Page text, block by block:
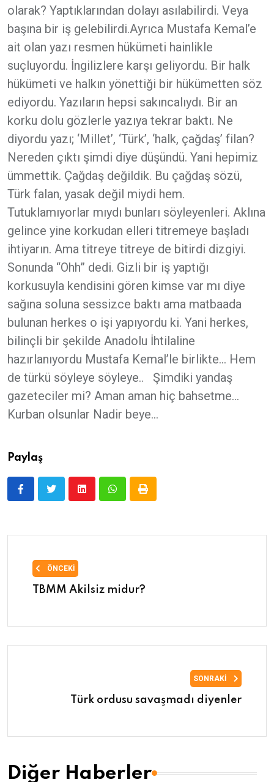
olarak? Yaptıklarından dolayı asılabilirdi. Veya
başına bir iş gelebilirdi.Ayrıca Mustafa Kemal’e
ait olan yazı resmen hükümeti hainlikle
suçluyordu. İngilizlere karşı geliyordu. Bir halk
hükümeti ve halkın yönettiği bir hükümetten söz
ediyordu. Yazıların hepsi sakıncalıydı. Bir an
korku dolu gözlerle yazıya tekrar baktı. Ne
diyordu yazı; ‘Millet’, ‘Türk’, ‘halk, çağdaş’ filan?
Nereden çıktı şimdi diye düşündü. Yani hepimiz
ümmettik. Çağdaş değildik. Bu çağdaş sözü,
Türk falan, yasak değil miydi hem.
Tutuklamıyorlar mıydı bunları söyleyenleri. Aklına
gelince yine korkudan elleri titremeye başladı
ihtiyarın. Ama titreye titreye de bitirdi dizgiyi.
Sonunda “Ohh” dedi. Gizli bir iş yaptığı
korkusuyla kendisini gören kimse var mı diye
sağına soluna sessizce baktı ama matbaada
bulunan herkes o işi yapıyordu ki. Yani herkes,
bilinçli bir şekilde Anadolu İhtilaline
hazırlanıyordu Mustafa Kemal’le birlikte… Hem
de türkü söyleye söyleye.. Şimdiki yandaş
gazeteciler mi? Aman aman hiç bahsetme…
Kurban olsunlar Nadir beye…
Paylaş
ÖNCEKI
TBMM Akilsiz midur?
SONRAKI
Türk ordusu savaşmadı diyenler
Diğer Haberler